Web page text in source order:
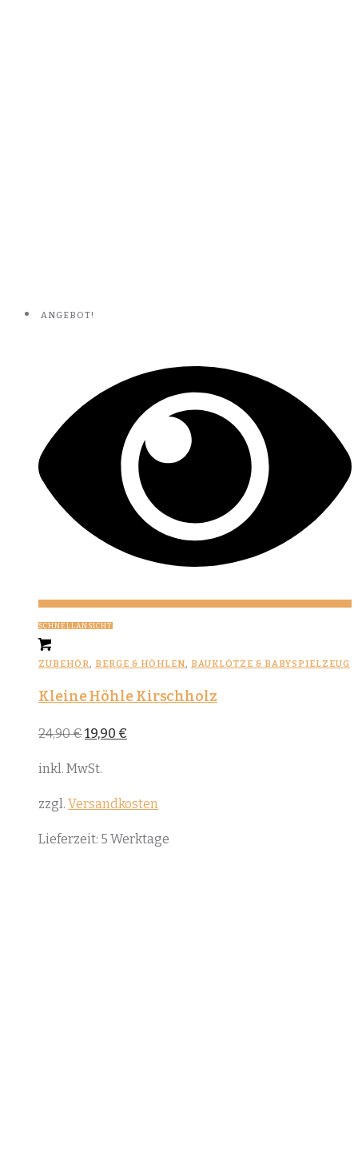
ANGEBOT!
SCHNELLANSICHT
ZUBEHÖR, BERGE & HÖHLEN, BAUKLÖTZE & BABYSPIELZEUG
Kleine Höhle Kirschholz
24,90€Ursprünglicher
Preis
24,90 €
19,90 €
Preis
inkl. MwSt.
zzgl. Versandkosten
Lieferzeit: 5 Werktage